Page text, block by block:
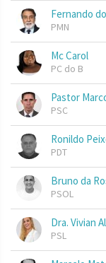
Fernando
PMN
Mc Carol
PC do B
Pastor
PSC
Ronildo
PDT
Bruno da
PSOL
Dra. Vivian
PSL